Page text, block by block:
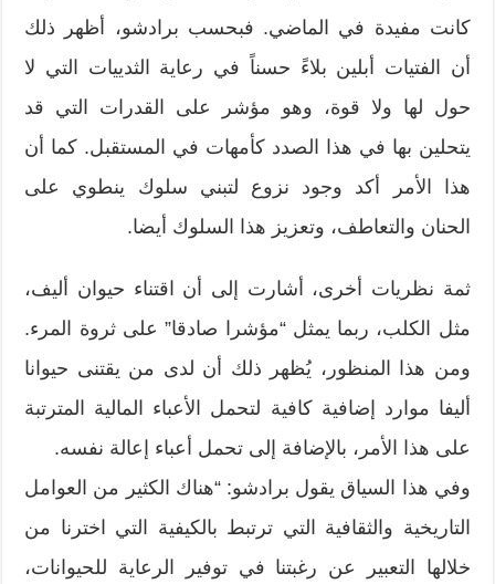
كانت مفيدة في الماضي. فبحسب برادشو، أظهر ذلك
أن الفتيات أبلين بلاءً حسناً في رعاية الثدييات التي لا
حول لها ولا قوة، وهو مؤشر على القدرات التي قد
يتحلين بها في هذا الصدد كأمهات في المستقبل. كما أن
هذا الأمر أكد وجود نزوع لتبني سلوك ينطوي على
الحنان والتعاطف، وتعزيز هذا السلوك أيضا.
ثمة نظريات أخرى، أشارت إلى أن اقتناء حيوان أليف،
مثل الكلب، ربما يمثل “مؤشرا صادقا” على ثروة المرء.
ومن هذا المنظور، يُظهر ذلك أن لدى من يقتنى حيوانا
أليفا موارد إضافية كافية لتحمل الأعباء المالية المترتبة
على هذا الأمر، بالإضافة إلى تحمل أعباء إعالة نفسه.
وفي هذا السياق يقول برادشو: “هناك الكثير من العوامل
التاريخية والثقافية التي ترتبط بالكيفية التي اخترنا من
خلالها التعبير عن رغبتنا في توفير الرعاية للحيوانات،